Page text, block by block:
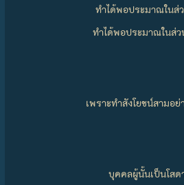
ทำได้พอประมาณในส่
ทำได้พอประมาณในส่
เพราะทำสังโยชน์สามอย่
บุคคลผู้นั้นเป็นโส